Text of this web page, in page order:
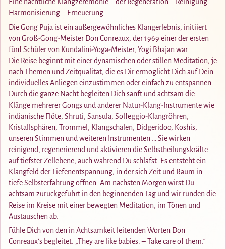
Eine nächtliche Klangzeremonie – der Regeneration – Reinigung –
Harmonisierung – Erneuerung
Die Gong Puja ist ein außergewöhnliches Klangerlebnis, initiiert
von Groß-Gong-Meister Don Conreaux, der 1969 einer der ersten
fünf Schüler von Kundalini-Yoga-Meister, Yogi Bhajan war.
Die Reise beginnt mit einer dynamischen oder stillen Meditation, je
nach Themen und Zeitqualität, die es Dir ermöglicht Dich auf Dein
individuelles Anliegen einzustimmen oder einfach zu entspannen.
Durch die ganze Nacht begleiten Dich sanft und achtsam die
Klänge mehrerer Gongs und anderer Natur-Klang-Instrumente wie
indianische Flöte, Shruti, Sansula, Solfeggio-Klangröhren,
Kristallsphären, Trommel, Klangschalen, Didgeridoo, Koshis,
unseren Stimmen und weiteren Instrumenten … Sie wirken
reinigend, regenerierend und aktivieren die Selbstheilungskräfte
auf tiefster Zellebene, auch während Du schläfst. Es entsteht ein
Klangfeld der Tiefenentspannung, in der sich Zeit und Raum in
tiefe Selbsterfahrung öffnen. Am nächsten Morgen wirst Du
achtsam zurückgeführt in den beginnenden Tag und wir runden die
Reise im Kreise mit einer bewegten Meditation, im Tönen und
Austauschen ab.
Fühle Dich von den in Achtsamkeit leitenden Worten Don
Conreaux’s begleitet. „They are like babies. – Take care of them.“